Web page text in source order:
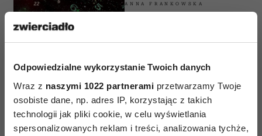
Odpowiedzialne wykorzystanie Twoich danych
Wraz z naszymi 1022 partnerami przetwarzamy Twoje
osobiste dane, np. adres IP, korzystając z takich
technologii jak pliki cookie, w celu wyświetlania
spersonalizowanych reklam i treści, analizowania tychże,
ANNA FRANKOWSKA
STYL ŻYCIA
Numerologia – cyfra
numerologiczna wskaże ci
drogę